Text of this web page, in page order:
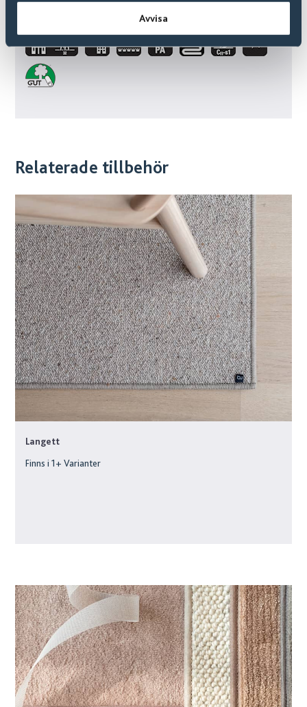
Avvisa
Relaterade tillbehör
Langett
Finns i1+ Varianter